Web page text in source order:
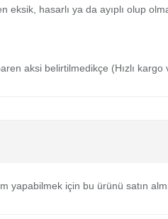
eksik, hasarlı ya da ayıplı olup
aksi belirtilmedikçe (Hızlı
yapabilmek için bu ürünü satın